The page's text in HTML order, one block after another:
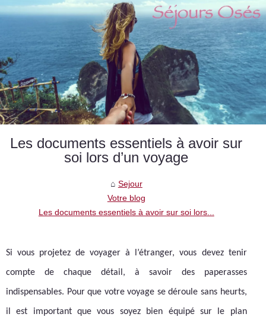
Les documents essentiels à avoir sur
soi lors d’un voyage
Sejour
Votre blog
Les documents essentiels à avoir sur soi lors...
Si vous projetez de voyager à l’étranger, vous devez tenir
compte de chaque détail, à savoir des paperasses
indispensables. Pour que votre voyage se déroule sans heurts,
il est important que vous soyez bien équipé sur le plan